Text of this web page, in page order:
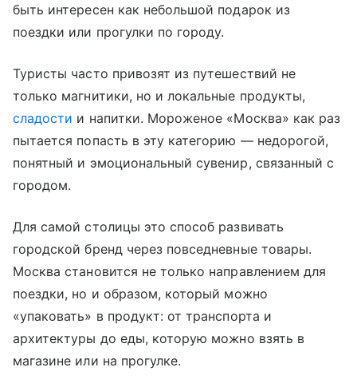
быть интересен как небольшой подарок из
поездки или прогулки по городу.
Туристы часто привозят из путешествий не
только магнитики, но и локальные продукты,
сладости и напитки. Мороженое «Москва» как раз
пытается попасть в эту категорию — недорогой,
понятный и эмоциональный сувенир, связанный с
городом.
Для самой столицы это способ развивать
городской бренд через повседневные товары.
Москва становится не только направлением для
поездки, но и образом, который можно
«упаковать» в продукт: от транспорта и
архитектуры до еды, которую можно взять в
магазине или на прогулке.